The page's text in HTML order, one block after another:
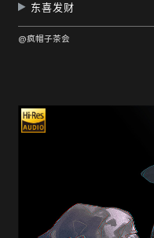
东喜发财
@疯帽子茶会